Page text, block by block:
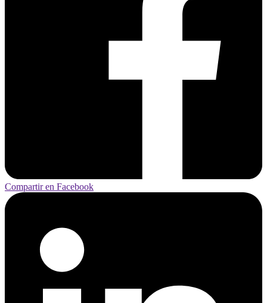
Compartir en Facebook